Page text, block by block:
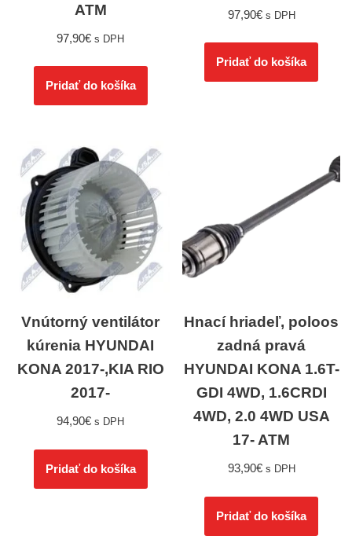
ATM
97,90€ s DPH
Pridať do košíka
97,90€ s DPH
Pridať do košíka
Vnútorný ventilátor
kúrenia HYUNDAI
KONA 2017-,KIA RIO
2017-
94,90€ s DPH
Pridať do košíka
Hnací hriadeľ, poloos
zadná pravá
HYUNDAI KONA 1.6T-
GDI 4WD, 1.6CRDI
4WD, 2.0 4WD USA
17- ATM
93,90€ s DPH
Pridať do košíka